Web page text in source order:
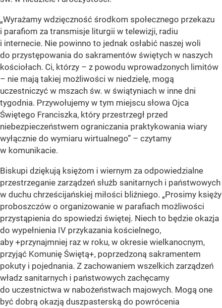
„Wyrażamy wdzięczność środkom społecznego przekazu
i parafiom za transmisje liturgii w telewizji, radiu
i internecie. Nie powinno to jednak osłabić naszej woli
do przystępowania do sakramentów świętych w naszych
kościołach. Ci, którzy – z powodu wprowadzonych limitów
– nie mają takiej możliwości w niedzielę, mogą
uczestniczyć w mszach św. w świątyniach w inne dni
tygodnia. Przywołujemy w tym miejscu słowa Ojca
Świętego Franciszka, który przestrzegł przed
niebezpieczeństwem ograniczania praktykowania wiary
wyłącznie do wymiaru wirtualnego” – czytamy
w komunikacie.
Biskupi dziękują księżom i wiernym za odpowiedzialne
przestrzeganie zarządzeń służb sanitarnych i państwowych
w duchu chrześcijańskiej miłości bliźniego. „Prosimy księży
proboszczów o organizowanie w parafiach możliwości
przystąpienia do spowiedzi świętej. Niech to będzie okazja
do wypełnienia IV przykazania kościelnego,
aby +przynajmniej raz w roku, w okresie wielkanocnym,
przyjąć Komunię Świętą+, poprzedzoną sakramentem
pokuty i pojednania. Z zachowaniem wszelkich zarządzeń
władz sanitarnych i państwowych zachęcamy
do uczestnictwa w nabożeństwach majowych. Mogą one
być dobrą okazją duszpasterską do powrócenia